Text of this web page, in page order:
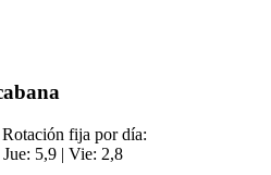
fija por día:
5,9 | Vie: 2,8